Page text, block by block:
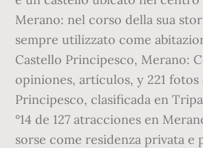
Merano: nel corso della sua
sempre utilizzato come
Castello Principesco, Merano:
opiniones, artículos, y 221 fotos
Principesco, clasificada en
°14 de 127 atracciones en
sorse come residenza privata